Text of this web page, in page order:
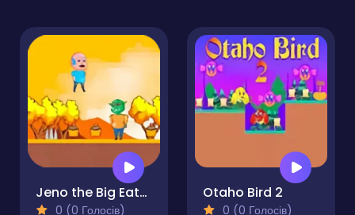
Jeno the Big Eater 2
0 (0 Голосів)
Otaho Bird 2
0 (0 Голосів)